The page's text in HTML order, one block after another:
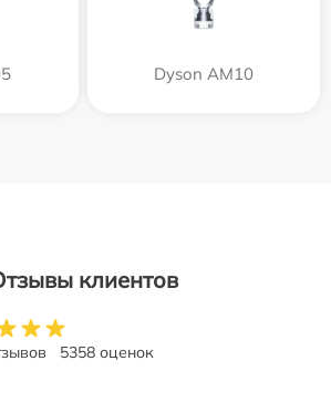
Dyson AM10
клиентов
5358 оценок